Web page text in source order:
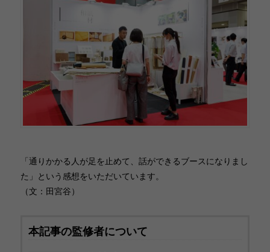
「通りかかる人が足を止めて、話ができるブースになりまし
た」という感想をいただいています。
（文：田宮谷）
本記事の監修者について